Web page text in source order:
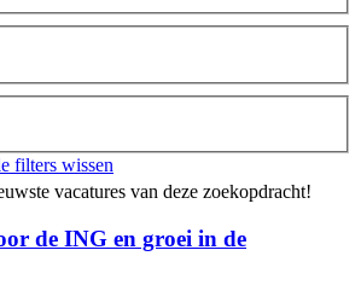
filters wissen
vacatures van deze zoekopdracht!
de ING en groei in de